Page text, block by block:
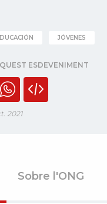
JÓVENES
ESDEVENIMENT
2021
Sobre l'ONG